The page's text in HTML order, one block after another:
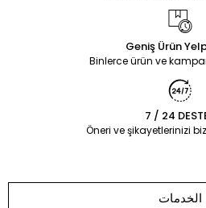
Geniş Ürün
Binlerce ürün ve
7 / 24
Öneri ve şikayetlerinizi
الخدمات